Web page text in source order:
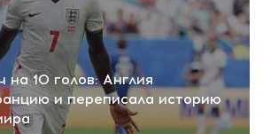
на 10 голов: Англия
и переписала историю